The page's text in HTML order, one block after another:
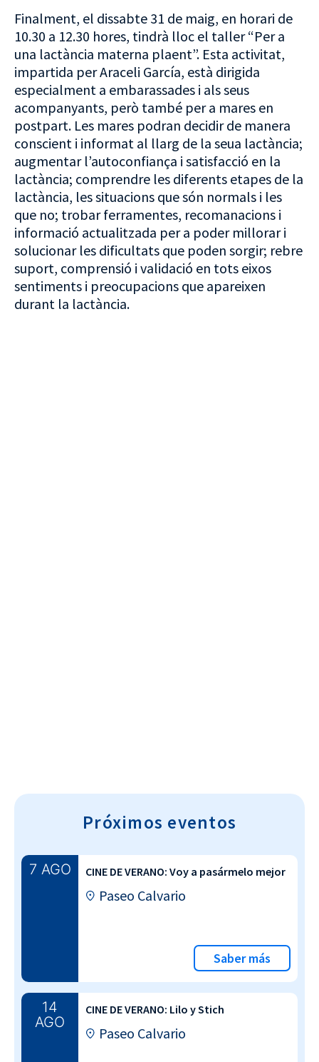
Finalment, el dissabte 31 de maig, en horari de
10.30 a 12.30 hores, tindrà lloc el taller “Per a
una lactància materna plaent”. Esta activitat,
impartida per Araceli García, està dirigida
especialment a embarassades i als seus
acompanyants, però també per a mares en
postpart. Les mares podran decidir de manera
conscient i informat al llarg de la seua lactància;
augmentar l’autoconfiança i satisfacció en la
lactància; comprendre les diferents etapes de la
lactància, les situacions que són normals i les
que no; trobar ferramentes, recomanacions i
informació actualitzada per a poder millorar i
solucionar les dificultats que poden sorgir; rebre
suport, comprensió i validació en tots eixos
sentiments i preocupacions que apareixen
durant la lactància.
Próximos eventos
7 AGO CINE DE VERANO: Voy a pasármelo mejor
Paseo Calvario
Saber más
14
AGO
CINE DE VERANO: Lilo y Stich
Paseo Calvario